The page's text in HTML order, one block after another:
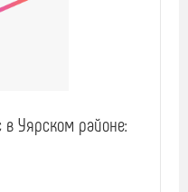
в Уярском районе: